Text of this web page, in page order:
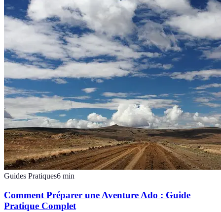
Guides Pratiques6 min
Comment Préparer une Aventure Ado : Guide
Pratique Complet